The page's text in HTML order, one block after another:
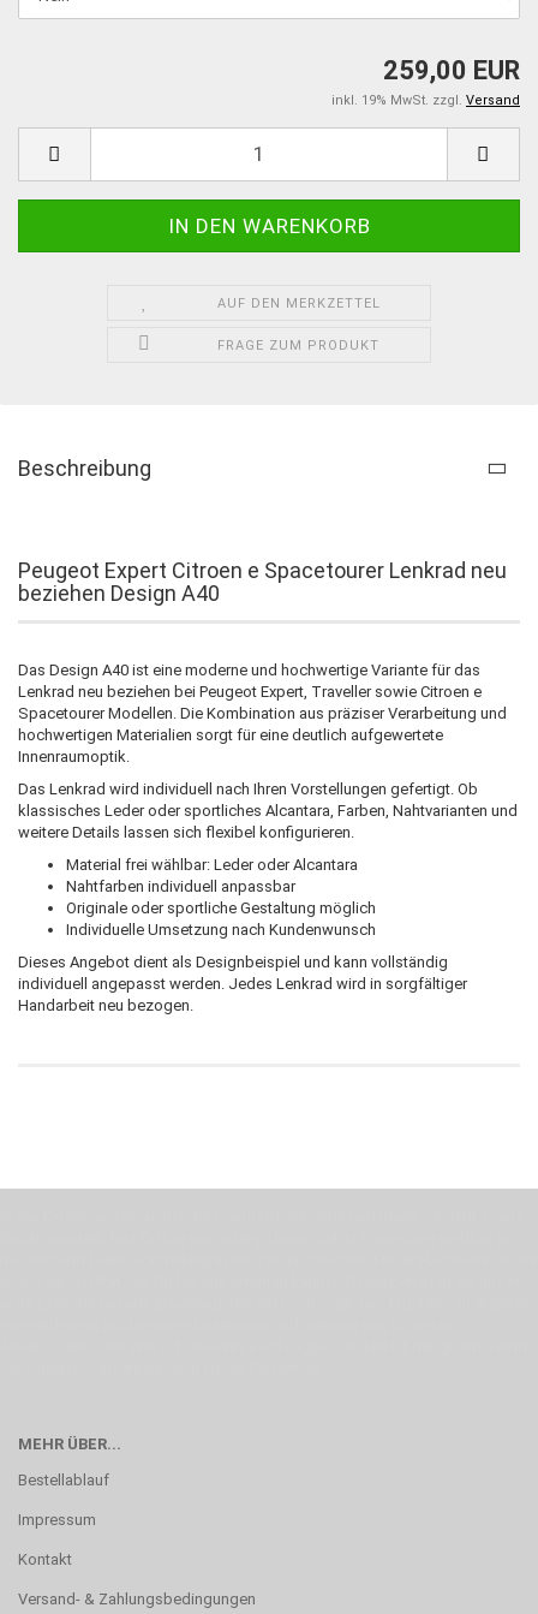
259,00 EUR
inkl. 19% MwSt. zzgl. Versand
AUF DEN MERKZETTEL
FRAGE ZUM PRODUKT
Beschreibung
Peugeot Expert Citroen e Spacetourer Lenkrad neu
beziehen Design A40
Das Design A40 ist eine moderne und hochwertige Variante für das
Lenkrad neu beziehen bei Peugeot Expert, Traveller sowie Citroen e
Spacetourer Modellen. Die Kombination aus präziser Verarbeitung und
hochwertigen Materialien sorgt für eine deutlich aufgewertete
Innenraumoptik.
Das Lenkrad wird individuell nach Ihren Vorstellungen gefertigt. Ob
klassisches Leder oder sportliches Alcantara, Farben, Nahtvarianten und
weitere Details lassen sich flexibel konfigurieren.
Material frei wählbar: Leder oder Alcantara
Nahtfarben individuell anpassbar
Originale oder sportliche Gestaltung möglich
Individuelle Umsetzung nach Kundenwunsch
Dieses Angebot dient als Designbeispiel und kann vollständig
individuell angepasst werden. Jedes Lenkrad wird in sorgfältiger
Handarbeit neu bezogen.
MEHR ÜBER...
Bestellablauf
Impressum
Kontakt
Versand- & Zahlungsbedingungen